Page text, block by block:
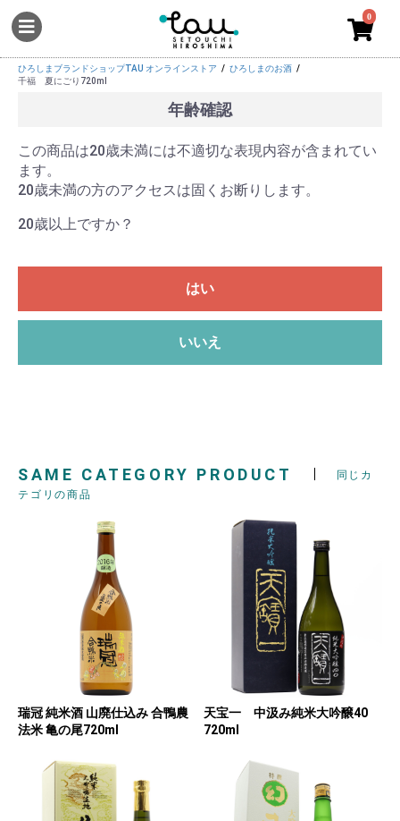
0
ひろしまブランドショップTAU オンラインストア
ひろしまのお酒
千福 夏にごり720ml
年齢確認
この商品は20歳未満には不適切な表現内容が含まれてい
ます。
20歳未満の方のアクセスは固くお断りします。
20歳以上ですか？
はい
いいえ
SAME CATEGORY PRODUCT
同じカ
テゴリの商品
瑞冠 純米酒 山廃仕込み 合鴨農
法米 亀の尾720ml
天宝一 中汲み純米大吟醸40
720ml